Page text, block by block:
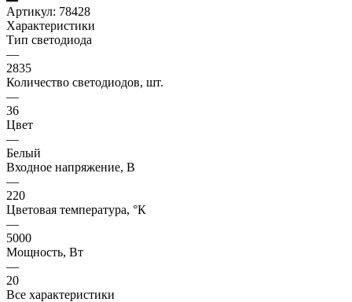
Артикул: 78428
Характеристики
Тип светодиода
—
2835
Количество светодиодов, шт.
—
36
Цвет
—
Белый
Входное напряжение, В
—
220
Цветовая температура, °К
—
5000
Мощность, Вт
—
20
Все характеристики